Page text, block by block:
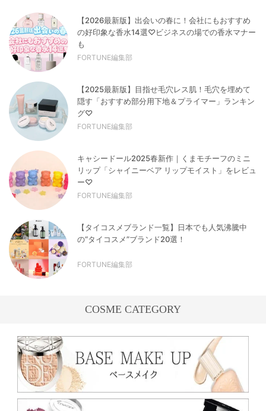
【2026最新版】出会いの春に！会社にもおすすめ
の好印象な香水14選♡ビジネスの場での香水マナー
も
FORTUNE編集部
【2025最新版】目指せ毛穴レス肌！毛穴を埋めて
隠す「おすすめ部分用下地＆プライマー」ランキン
グ♡
FORTUNE編集部
キャシードール2025春新作｜くまモチーフのミニ
リップ「シャイニーベア リップモイスト」をレビュ
ー♡
FORTUNE編集部
【タイコスメブランド一覧】日本でも人気沸騰中
の“タイコスメ”ブランド20選！
FORTUNE編集部
COSME CATEGORY